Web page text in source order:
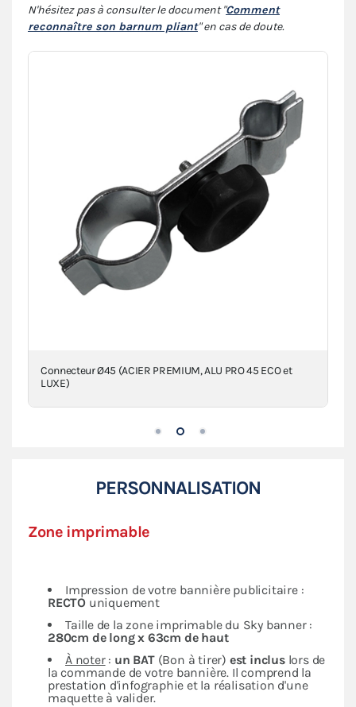
N'hésitez pas à consulter le document "Comment
reconnaître son barnum pliant" en cas de doute.
Connecteur Ø45 (ACIER PREMIUM, ALU PRO 45 ECO et
LUXE)
PERSONNALISATION
Zone imprimable
Impression de votre bannière publicitaire :
RECTO uniquement
Taille de la zone imprimable du Sky banner :
280cm de long x 63cm de haut
À noter: un BAT (Bon à tirer) est incluslors de
la commande de votre bannière. Il comprend la
prestation d'infographie et la réalisation d'une
maquette à valider.